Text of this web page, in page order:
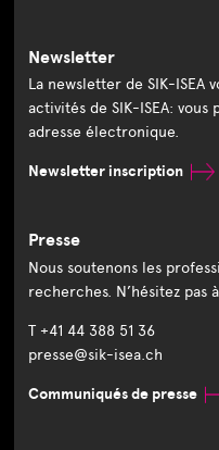
Newsletter
La newsletter de SIK-
activités de SIK-ISEA:
adresse électronique.
Newsletter inscription
Presse
Nous soutenons les
recherches. N’hésitez pas
T +41 44 388 51 36
presse@sik-isea.ch
Communiqués de presse